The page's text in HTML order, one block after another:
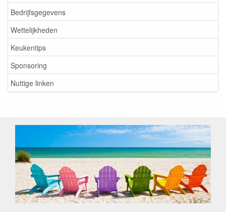
Bedrijfsgegevens
Wettelijkheden
Keukentips
Sponsoring
Nuttige linken